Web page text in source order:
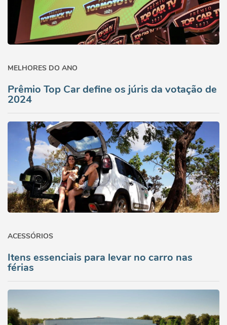
MELHORES DO ANO
Prêmio Top Car define os júris da votação de
2024
ACESSÓRIOS
Itens essenciais para levar no carro nas
férias